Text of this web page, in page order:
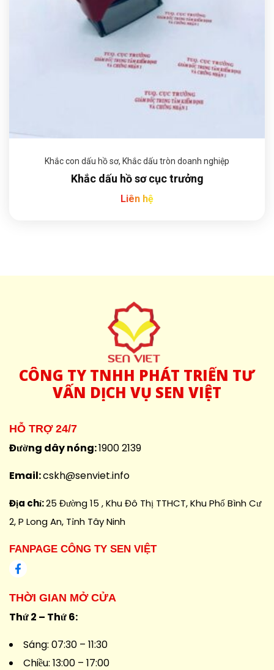
Khắc con dấu hồ sơ, Khắc dấu tròn doanh nghiệp
Khắc dấu hồ sơ cục trưởng
Liên hệ
CÔNG TY TNHH PHÁT TRIỂN TƯ
VẤN DỊCH VỤ SEN VIỆT
HỖ TRỢ 24/7
Đường dây nóng:1900 2139
Email:cskh@senviet.info
Địa chỉ:25 Đường 15 , Khu Đô Thị TTHCT, Khu Phố Bình Cư
2, P Long An, Tỉnh Tây Ninh
FANPAGE CÔNG TY SEN VIỆT
THỜI GIAN MỞ CỬA
Thứ 2 – Thứ 6:
Sáng: 07:30 – 11:30
Chiều: 13:00 – 17:00